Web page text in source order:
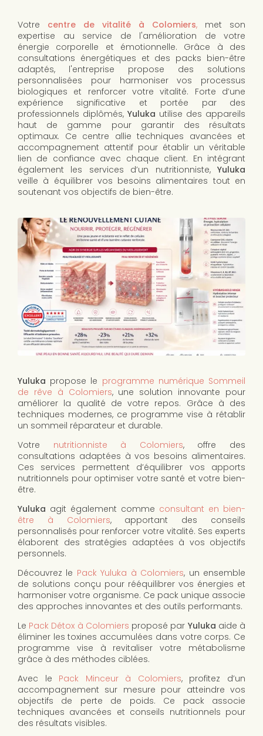
Votre centre de vitalité à Colomiers, met son
expertise au service de l'amélioration de votre
énergie corporelle et émotionnelle. Grâce à des
consultations énergétiques et des packs bien-être
adaptés, l'entreprise propose des solutions
personnalisées pour harmoniser vos processus
biologiques et renforcer votre vitalité. Forte d’une
expérience significative et portée par des
professionnels diplômés, Yuluka utilise des appareils
haut de gamme pour garantir des résultats
optimaux. Ce centre allie techniques avancées et
accompagnement attentif pour établir un véritable
lien de confiance avec chaque client. En intégrant
également les services d’un nutritionniste, Yuluka
veille à équilibrer vos besoins alimentaires tout en
soutenant vos objectifs de bien-être.
Yuluka propose le programme numérique Sommeil
de rêve à Colomiers, une solution innovante pour
améliorer la qualité de votre repos. Grâce à des
techniques modernes, ce programme vise à rétablir
un sommeil réparateur et durable.
Votre nutritionniste à Colomiers, offre des
consultations adaptées à vos besoins alimentaires.
Ces services permettent d’équilibrer vos apports
nutritionnels pour optimiser votre santé et votre bien-
être.
Yuluka agit également comme consultant en bien-
être à Colomiers, apportant des conseils
personnalisés pour renforcer votre vitalité. Ses experts
élaborent des stratégies adaptées à vos objectifs
personnels.
Découvrez le Pack Yuluka à Colomiers, un ensemble
de solutions conçu pour rééquilibrer vos énergies et
harmoniser votre organisme. Ce pack unique associe
des approches innovantes et des outils performants.
Le Pack Détox à Colomiers proposé par Yuluka aide à
éliminer les toxines accumulées dans votre corps. Ce
programme vise à revitaliser votre métabolisme
grâce à des méthodes ciblées.
Avec le Pack Minceur à Colomiers, profitez d’un
accompagnement sur mesure pour atteindre vos
objectifs de perte de poids. Ce pack associe
techniques avancées et conseils nutritionnels pour
des résultats visibles.